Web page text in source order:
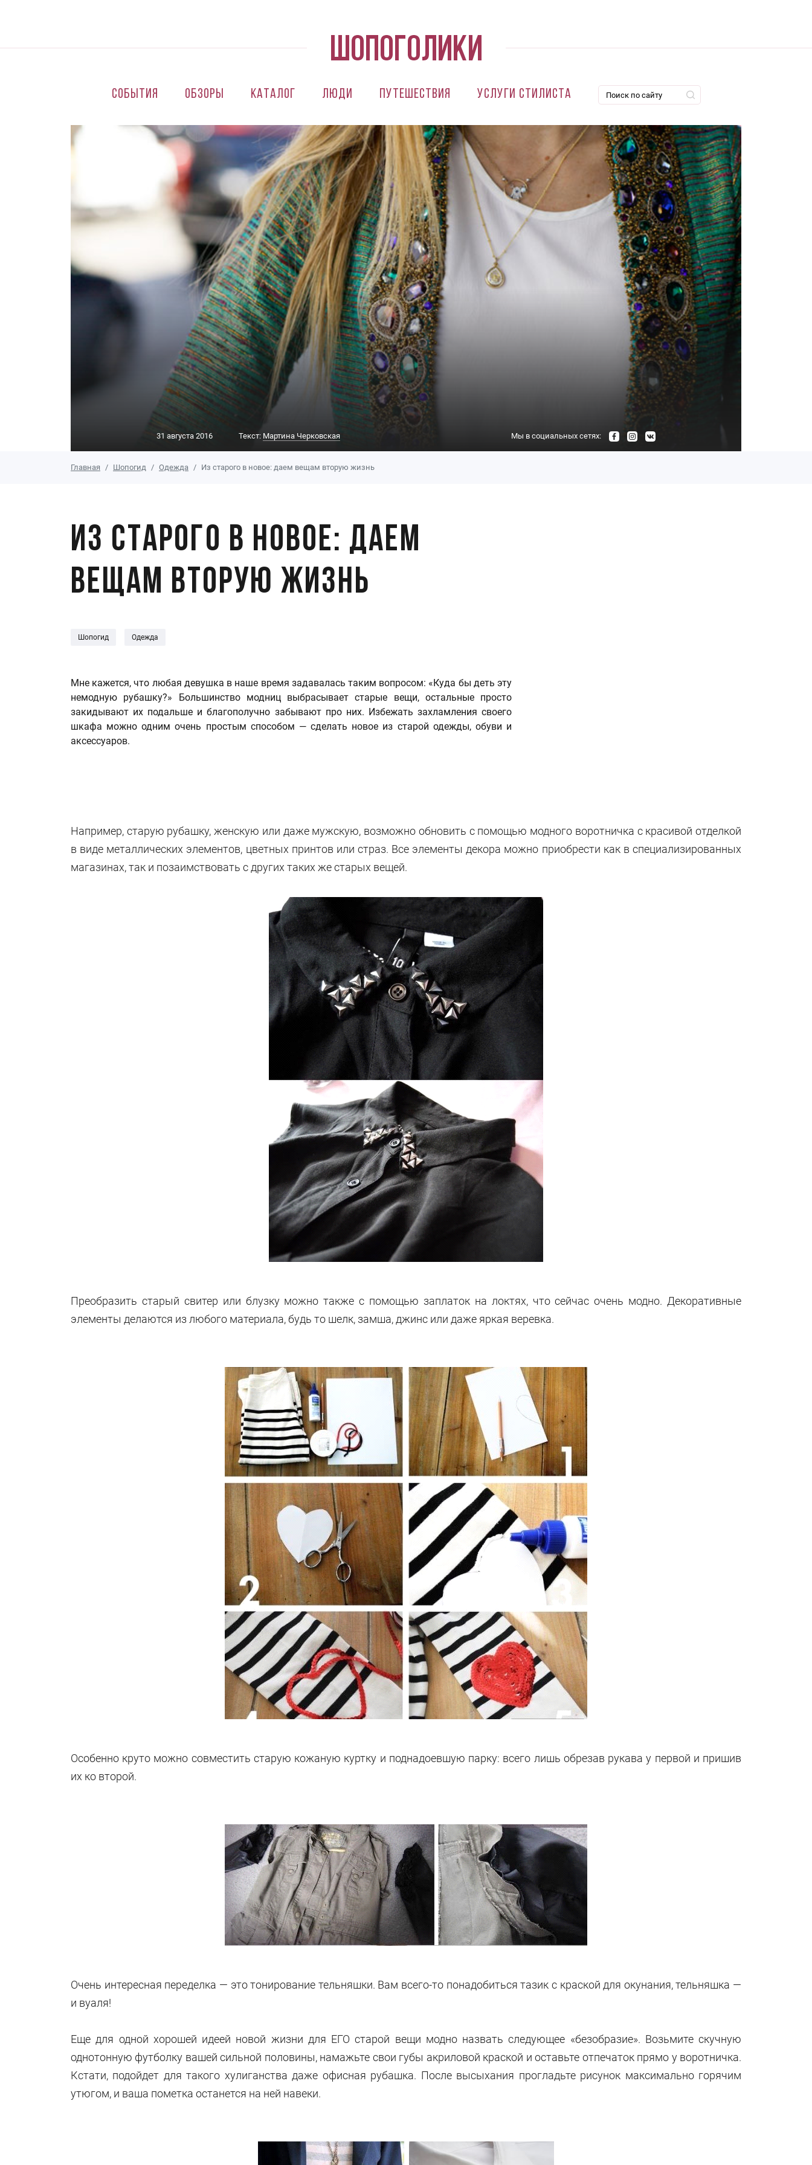
События Обзоры Каталог Люди Путешествия Услуги стилиста
31 августа 2016 Текст: Мартина Черковская Мы в социальных сетях:
Главная Шопогид Одежда Из старого в новое: даем вещам вторую жизнь
Из старого в новое: даем
вещам вторую жизнь
Шопогид Одежда
Мне кажется, что любая девушка в наше время задавалась таким вопросом: «Куда бы деть эту
немодную рубашку?» Большинство модниц выбрасывает старые вещи, остальные просто
закидывают их подальше и благополучно забывают про них. Избежать захламления своего
шкафа можно одним очень простым способом — сделать новое из старой одежды, обуви и
аксессуаров.
Например, старую рубашку, женскую или даже мужскую, возможно обновить с помощью модного воротничка с красивой отделкой
в виде металлических элементов, цветных принтов или страз. Все элементы декора можно приобрести как в специализированных
магазинах, так и позаимствовать с других таких же старых вещей.
Преобразить старый свитер или блузку можно также с помощью заплаток на локтях, что сейчас очень модно. Декоративные
элементы делаются из любого материала, будь то шелк, замша, джинс или даже яркая веревка.
Особенно круто можно совместить старую кожаную куртку и поднадоевшую парку: всего лишь обрезав рукава у первой и пришив
их ко второй.
Очень интересная переделка — это тонирование тельняшки. Вам всего-то понадобиться тазик с краской для окунания, тельняшка —
и вуаля!
Еще для одной хорошей идеей новой жизни для ЕГО старой вещи модно назвать следующее «безобразие». Возьмите скучную
однотонную футболку вашей сильной половины, намажьте свои губы акриловой краской и оставьте отпечаток прямо у воротничка.
Кстати, подойдет для такого хулиганства даже офисная рубашка. После высыхания прогладьте рисунок максимально горячим
утюгом, и ваша пометка останется на ней навеки.